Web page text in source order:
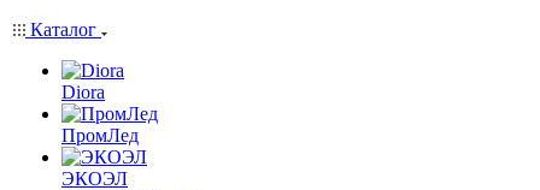
Каталог
Diora
ПромЛед
ЭКОЭЛ